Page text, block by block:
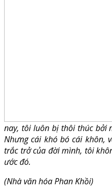
nay, tôi luôn bị thôi thúc bởi
Nhưng cái khó bó cái khôn,
trắc trở của đời mình, tôi
ước đó.
(Nhà văn hóa Phan Khồi)